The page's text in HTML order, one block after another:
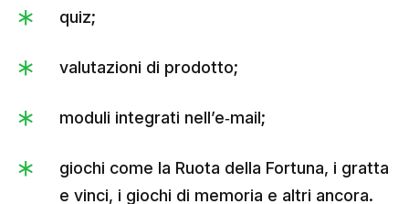
quiz;
valutazioni di prodotto;
moduli integrati nell’e‑mail;
giochi come la Ruota della Fortuna, i gratta
e vinci, i giochi di memoria e altri ancora.